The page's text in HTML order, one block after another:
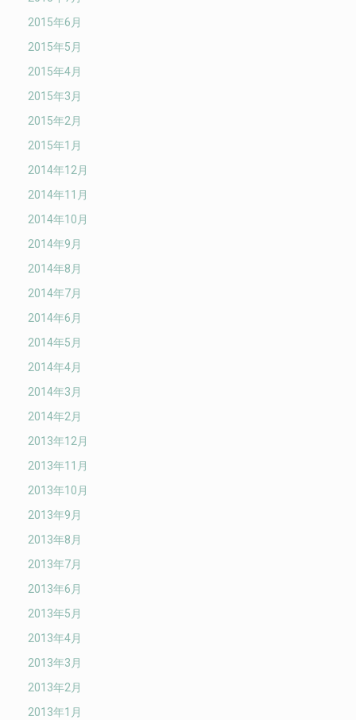
2015年6月
2015年5月
2015年4月
2015年3月
2015年2月
2015年1月
2014年12月
2014年11月
2014年10月
2014年9月
2014年8月
2014年7月
2014年6月
2014年5月
2014年4月
2014年3月
2014年2月
2013年12月
2013年11月
2013年10月
2013年9月
2013年8月
2013年7月
2013年6月
2013年5月
2013年4月
2013年3月
2013年2月
2013年1月